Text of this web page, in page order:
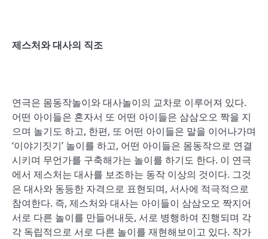
제스처와 대사의 직조
연극은 몸동작놀이와 대사놀이의 교차로 이루어져 있다.
어떤 아이들은 혼자서 또 어떤 아이들은 삼삼오오 짝을 지
으며 놀기도 하고, 한편, 또 어떤 아이들은 말을 이어나가며
‘이야기짓기’ 놀이를 하고, 어떤 아이들은 몸동작으로 연결
시키며 무언가를 구축해가는 놀이를 하기도 한다. 이 연극
에서 제스처는 대사를 보조하는 동작 이상의 것이다. 그것
은 대사와 동등한 자격으로 표현되며, 서사에 적극적으로
참여한다. 즉, 제스처와 대사는 아이들이 삼삼오오 짝지어
서로 다른 놀이를 만들어내듯, 서로 병행하여 진행되며 각
각 독립적으로 서로 다른 놀이를 재현해보이고 있다. 작가